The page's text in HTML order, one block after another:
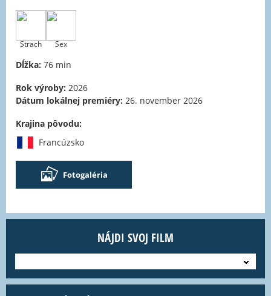
Strach Sex
Dĺžka: 76 min
Rok výroby: 2026
Dátum lokálnej premiéry: 26. november 2026
Krajina pôvodu:
Francúzsko
Fotogaléria
NÁJDI SVOJ FILM